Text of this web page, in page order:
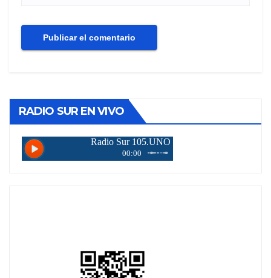
RADIO SUR EN VIVO